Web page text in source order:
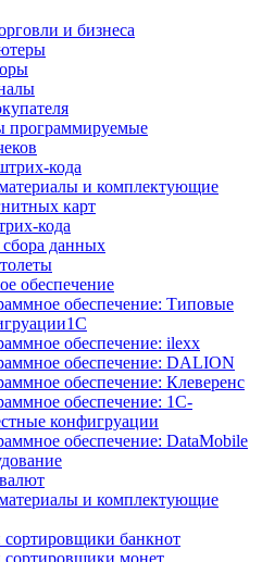
и бизнеса
программируемые
кода
и комплектующие
карт
кода
данных
обеспечение
обеспечение: Типовые
обеспечение: ilexx
обеспечение: DALION
обеспечение: Клеверенс
обеспечение: 1С-
конфигруации
обеспечение: DataMobile
и комплектующие
банкнот
сортировщики монет